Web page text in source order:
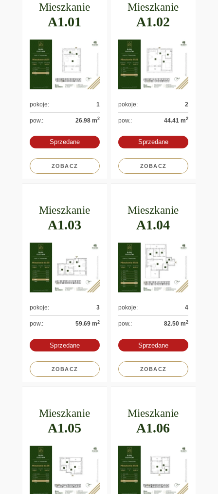
Mieszkanie
A1.01
pokoje: 1
pow.: 26.98 m2
Sprzedane
ZOBACZ
Mieszkanie
A1.02
pokoje: 2
pow.: 44.41 m2
Sprzedane
ZOBACZ
Mieszkanie
A1.03
pokoje: 3
pow.: 59.69 m2
Sprzedane
ZOBACZ
Mieszkanie
A1.04
pokoje: 4
pow.: 82.50 m2
Sprzedane
ZOBACZ
Mieszkanie
A1.05
Mieszkanie
A1.06